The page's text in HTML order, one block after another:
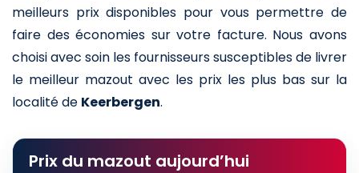
meilleurs prix disponibles pour vous permettre de
faire des économies sur votre facture. Nous avons
choisi avec soin les fournisseurs susceptibles de livrer
le meilleur mazout avec les prix les plus bas sur la
localité de Keerbergen.
Prix du mazout aujourd’hui